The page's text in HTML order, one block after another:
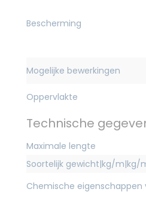
Bescherming
Mogelijke bewerkingen
Oppervlakte
Technische
Maximale lengte
Soortelijk gewicht|kg/m|kg/
Chemische eigenschappen